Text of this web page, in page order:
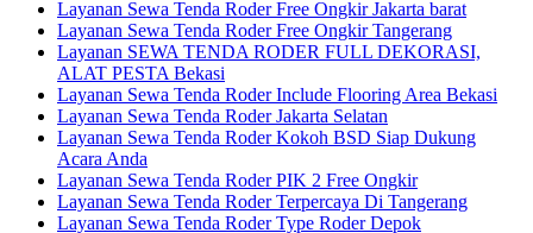
Layanan Sewa Tenda Roder Free Ongkir Jakarta barat
Layanan Sewa Tenda Roder Free Ongkir Tangerang
Layanan SEWA TENDA RODER FULL DEKORASI,
ALAT PESTA Bekasi
Layanan Sewa Tenda Roder Include Flooring Area Bekasi
Layanan Sewa Tenda Roder Jakarta Selatan
Layanan Sewa Tenda Roder Kokoh BSD Siap Dukung
Acara Anda
Layanan Sewa Tenda Roder PIK 2 Free Ongkir
Layanan Sewa Tenda Roder Terpercaya Di Tangerang
Layanan Sewa Tenda Roder Type Roder Depok